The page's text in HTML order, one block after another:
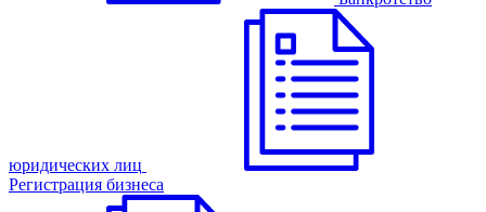
юридических лиц
Регистрация бизнеса